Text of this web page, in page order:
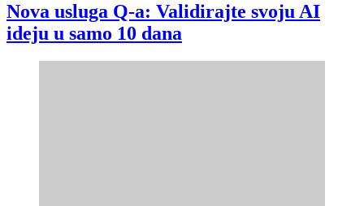
Nova usluga Q-a: Validirajte svoju AI
ideju u samo 10 dana